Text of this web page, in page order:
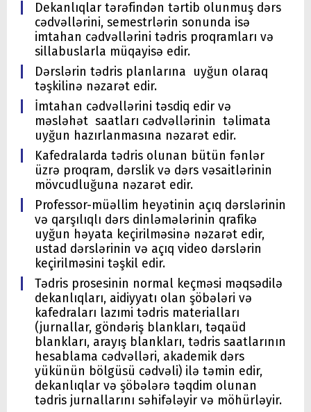
Dekanlıqlar tərəfindən tərtib olunmuş dərs
cədvəllərini, semestrlərin sonunda isə
imtahan cədvəllərini tədris proqramları və
sillabuslarla müqayisə edir.
Dərslərin tədris planlarına uyğun olaraq
təşkilinə nəzarət edir.
İmtahan cədvəllərini təsdiq edir və
məsləhət saatları cədvəllərinin təlimata
uyğun hazırlanmasına nəzarət еdir.
Kafedralarda tədris olunan bütün fənlər
üzrə proqram, dərslik və dərs vəsaitlərinin
mövcudluğuna nəzarət edir.
Professor-müəllim heyətinin açıq dərslərinin
və qarşılıqlı dərs dinləmələrinin qrafikə
uyğun həyata keçirilməsinə nəzarət edir,
ustad dərslərinin və açıq video dərslərin
keçirilməsini təşkil edir.
Tədris prosesinin normal keçməsi məqsədilə
dekanlıqları, aidiyyatı olan şöbələri və
kafedraları lazımi tədris materialları
(jurnallar, göndəriş blankları, təqaüd
blankları, arayış blankları, tədris saatlarının
hesablama cədvəlləri, akademik dərs
yükünün bölgüsü cədvəli) ilə təmin edir,
dekanlıqlar və şöbələrə təqdim olunan
tədris jurnallarını səhifələyir və möhürləyir.